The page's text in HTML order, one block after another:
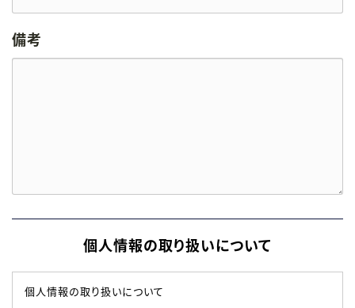
備考
個人情報の取り扱いについて
個人情報の取り扱いについて